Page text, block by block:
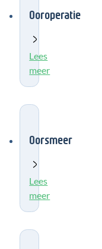
Ooroperatie
Lees
meer
Oorsmeer
Lees
meer